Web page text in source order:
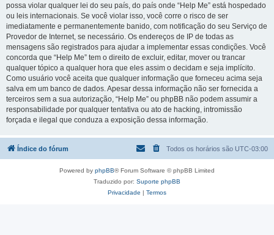
possa violar qualquer lei do seu país, do país onde “Help Me” está hospedado
ou leis internacionais. Se você violar isso, você corre o risco de ser
imediatamente e permanentemente banido, com notificação do seu Serviço de
Provedor de Internet, se necessário. Os endereços de IP de todas as
mensagens são registrados para ajudar a implementar essas condições. Você
concorda que “Help Me” tem o direito de excluir, editar, mover ou trancar
qualquer tópico a qualquer hora que eles assim o decidam e seja implícito.
Como usuário você aceita que qualquer informação que forneceu acima seja
salva em um banco de dados. Apesar dessa informação não ser fornecida a
terceiros sem a sua autorização, “Help Me” ou phpBB não podem assumir a
responsabilidade por qualquer tentativa ou ato de hacking, intromissão
forçada e ilegal que conduza a exposição dessa informação.
Índice do fórum Todos os horários são UTC-03:00
Powered by phpBB® Forum Software © phpBB Limited
Traduzido por: Suporte phpBB
Privacidade | Termos